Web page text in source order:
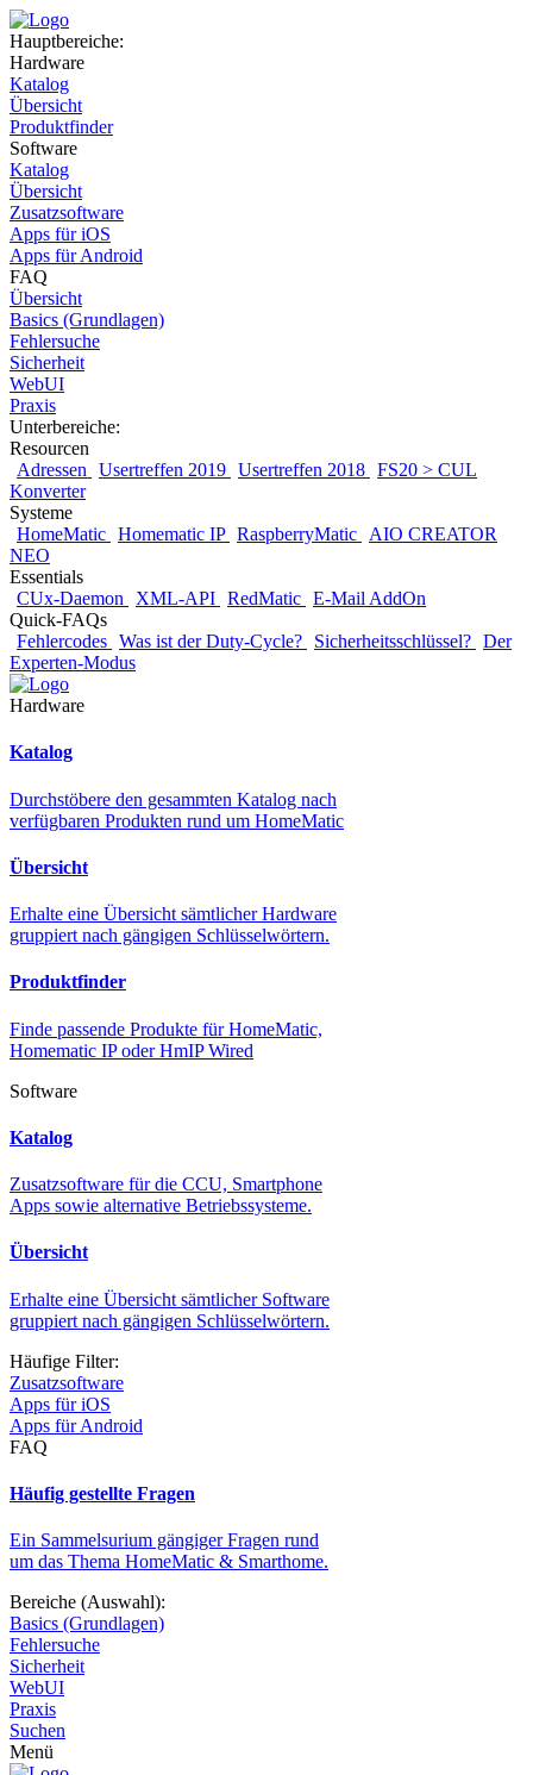
Hauptbereiche:
Hardware
Katalog
Übersicht
Produktfinder
Software
Katalog
Übersicht
Zusatzsoftware
Apps für iOS
Apps für Android
FAQ
Übersicht
Basics (Grundlagen)
Fehlersuche
Sicherheit
WebUI
Praxis
Unterbereiche:
Resourcen
Adressen
Usertreffen 2019 Usertreffen 2018 FS20 > CUL
Konverter
Systeme
HomeMatic Homematic IP RaspberryMatic
AIO CREATOR
NEO
Essentials
CUx-Daemon
XML-API RedMatic E-Mail AddOn
Quick-FAQs
Fehlercodes Was ist der Duty-Cycle? Sicherheitsschlüssel? Der
Experten-Modus
Hardware
Katalog
Durchstöbere den gesammten Katalog nach
verfügbaren Produkten rund um HomeMatic
Übersicht
Erhalte eine Übersicht sämtlicher Hardware
gruppiert nach gängigen Schlüsselwörtern.
Produktfinder
Finde passende Produkte für HomeMatic,
Homematic IP oder HmIP Wired
Software
Katalog
Zusatzsoftware für die CCU, Smartphone
Apps sowie alternative Betriebssysteme.
Übersicht
Erhalte eine Übersicht sämtlicher Software
gruppiert nach gängigen Schlüsselwörtern.
Häufige Filter:
Zusatzsoftware
Apps für iOS
Apps für Android
FAQ
Häufig gestellte Fragen
Ein Sammelsurium gängiger Fragen rund
um das Thema HomeMatic & Smarthome.
Bereiche (Auswahl):
Basics (Grundlagen)
Fehlersuche
Sicherheit
WebUI
Praxis
Suchen
Menü